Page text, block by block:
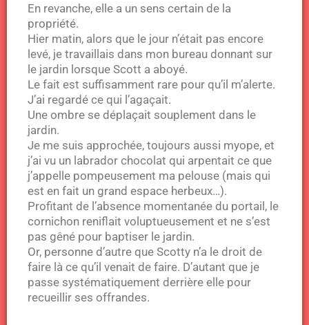
En revanche, elle a un sens certain de la
propriété.
Hier matin, alors que le jour n’était pas encore
levé, je travaillais dans mon bureau donnant sur
le jardin lorsque Scott a aboyé.
Le fait est suffisamment rare pour qu’il m’alerte.
J’ai regardé ce qui l’agaçait.
Une ombre se déplaçait souplement dans le
jardin.
Je me suis approchée, toujours aussi myope, et
j’ai vu un labrador chocolat qui arpentait ce que
j’appelle pompeusement ma pelouse (mais qui
est en fait un grand espace herbeux…).
Profitant de l’absence momentanée du portail, le
cornichon reniflait voluptueusement et ne s’est
pas gêné pour baptiser le jardin.
Or, personne d’autre que Scotty n’a le droit de
faire là ce qu’il venait de faire. D’autant que je
passe systématiquement derrière elle pour
recueillir ses offrandes.